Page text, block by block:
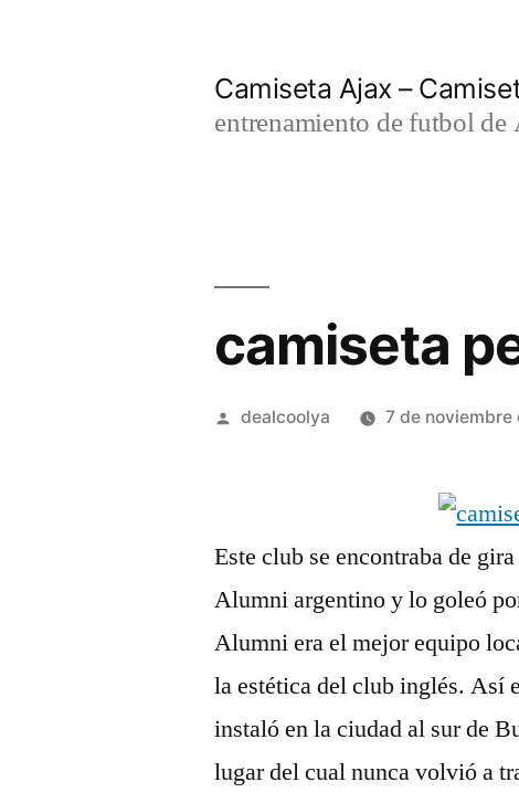
Camiseta Ajax –
entrenamiento de futbol de
camiseta
Publicado
dealcoolya 7 de noviembre
Este club se encontraba de
Alumni argentino y lo goleó
Alumni era el mejor equipo
la estética del club inglés. Así
instaló en la ciudad al sur de
lugar del cual nunca volvió a